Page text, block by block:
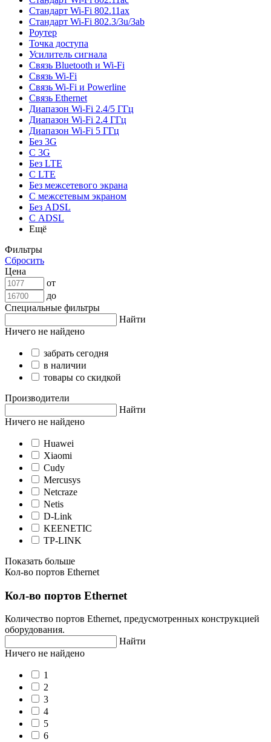
Стандарт Wi-Fi 802.11ax
Стандарт Wi-Fi 802.3/3u/3ab
Роутер
Точка доступа
Усилитель сигнала
Связь Bluetooth и Wi-Fi
Связь Wi-Fi
Связь Wi-Fi и Powerline
Связь Ethernet
Диапазон Wi-Fi 2.4/5 ГГц
Диапазон Wi-Fi 2.4 ГГц
Диапазон Wi-Fi 5 ГГц
Без 3G
С 3G
Без LTE
С LTE
Без межсетевого экрана
С межсетевым экраном
Без ADSL
С ADSL
Ещё
Фильтры
Сбросить
Цена
от
до
Специальные фильтры
Найти
Ничего не найдено
забрать сегодня
в наличии
товары со скидкой
Производители
Найти
Ничего не найдено
Huawei
Xiaomi
Cudy
Mercusys
Netcraze
Netis
D-Link
KEENETIC
TP-LINK
Показать больше
Кол-во портов Ethernet
Кол-во портов Ethernet
Количество портов Ethernet, предусмотренных конструкцией
оборудования.
Найти
Ничего не найдено
1
2
3
4
5
6